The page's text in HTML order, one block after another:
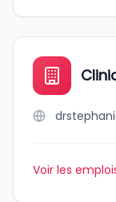
Voir les